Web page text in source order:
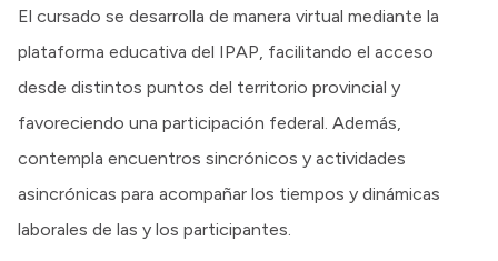
El cursado se desarrolla de manera virtual mediante la
plataforma educativa del IPAP, facilitando el acceso
desde distintos puntos del territorio provincial y
favoreciendo una participación federal. Además,
contempla encuentros sincrónicos y actividades
asincrónicas para acompañar los tiempos y dinámicas
laborales de las y los participantes.